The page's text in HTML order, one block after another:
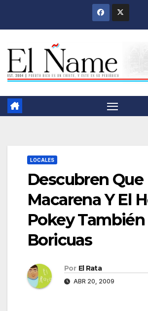
LOCALES
Descubren Que
Macarena Y El
Pokey También
Boricuas
Por El Rata
ABR 20, 2009